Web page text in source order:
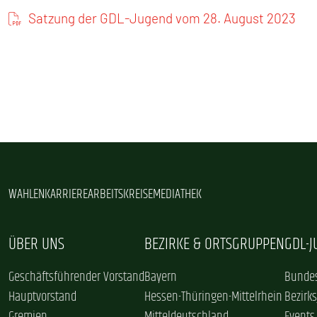
Satzung der GDL-Jugend vom 28. August 2023
WAHLENKARRIEREARBEITSKREISEMEDIATHEK
ÜBER UNS
Geschäftsführender Vorstand
Hauptvorstand
BEZIRKE & ORTSGRUPPEN
Bayern
Hessen-Thüringen-Mittelrhein
GDL-